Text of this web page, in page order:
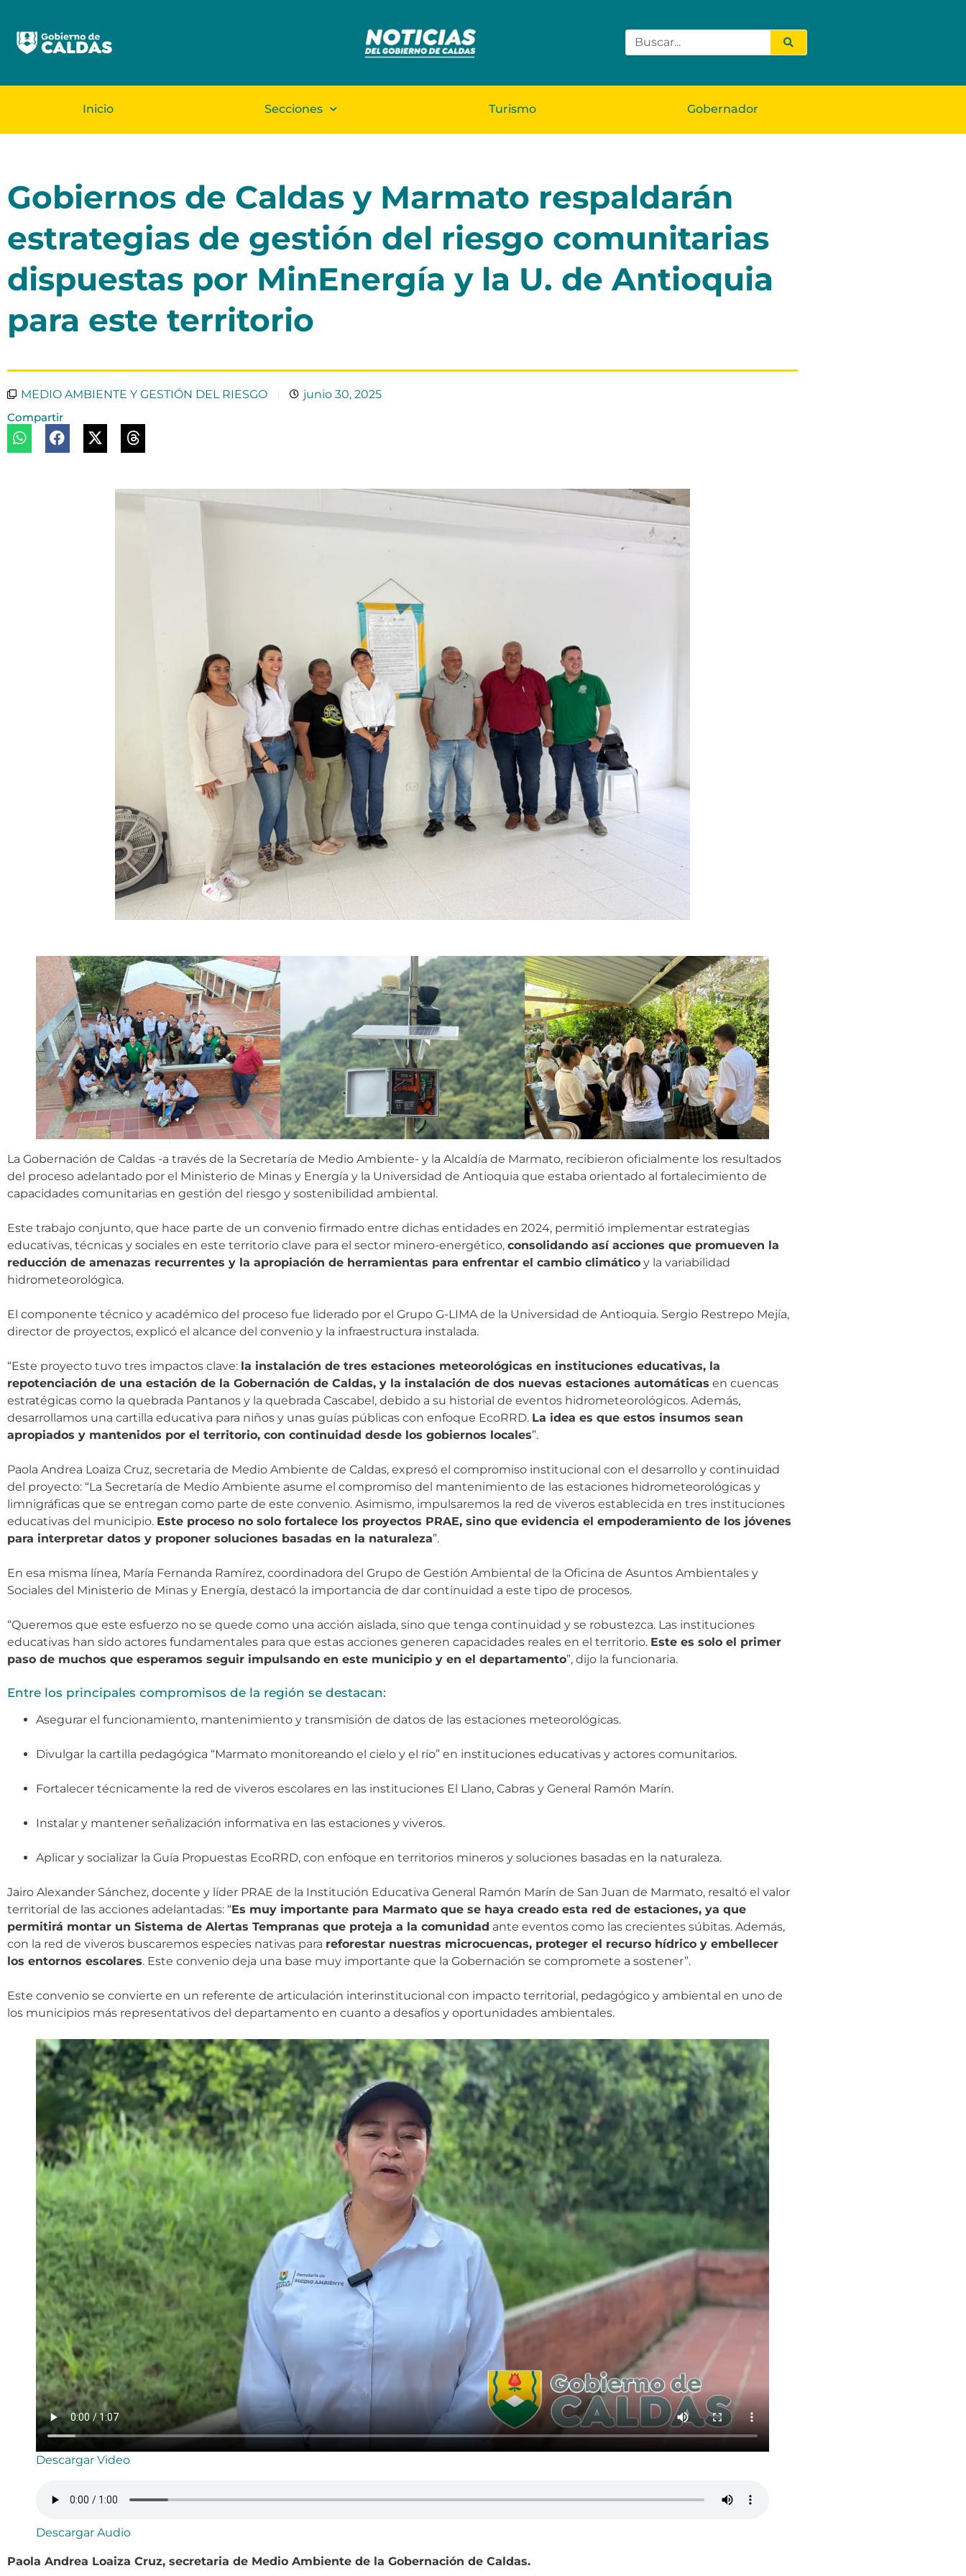
Inicio Secciones Turismo Gobernador
Gobiernos de Caldas y Marmato respaldarán
estrategias de gestión del riesgo comunitarias
dispuestas por MinEnergía y la U. de Antioquia
para este territorio
MEDIO AMBIENTE Y GESTIÓN DEL RIESGO
junio 30, 2025
Compartir
La Gobernación de Caldas -a través de la Secretaría de Medio Ambiente- y la Alcaldía de Marmato, recibieron oficialmente los resultados
del proceso adelantado por el Ministerio de Minas y Energía y la Universidad de Antioquia que estaba orientado al fortalecimiento de
capacidades comunitarias en gestión del riesgo y sostenibilidad ambiental.
Este trabajo conjunto, que hace parte de un convenio firmado entre dichas entidades en 2024, permitió implementar estrategias
educativas, técnicas y sociales en este territorio clave para el sector minero-energético, consolidando así acciones que promueven la
reducción de amenazas recurrentes y la apropiación de herramientas para enfrentar el cambio climático y la variabilidad
hidrometeorológica.
El componente técnico y académico del proceso fue liderado por el Grupo G-LIMA de la Universidad de Antioquia. Sergio Restrepo Mejía,
director de proyectos, explicó el alcance del convenio y la infraestructura instalada.
“Este proyecto tuvo tres impactos clave: la instalación de tres estaciones meteorológicas en instituciones educativas, la
repotenciación de una estación de la Gobernación de Caldas, y la instalación de dos nuevas estaciones automáticas en cuencas
estratégicas como la quebrada Pantanos y la quebrada Cascabel, debido a su historial de eventos hidrometeorológicos. Además,
desarrollamos una cartilla educativa para niños y unas guías públicas con enfoque EcoRRD. La idea es que estos insumos sean
apropiados y mantenidos por el territorio, con continuidad desde los gobiernos locales”.
Paola Andrea Loaiza Cruz, secretaria de Medio Ambiente de Caldas, expresó el compromiso institucional con el desarrollo y continuidad
del proyecto: “La Secretaría de Medio Ambiente asume el compromiso del mantenimiento de las estaciones hidrometeorológicas y
limnigráficas que se entregan como parte de este convenio. Asimismo, impulsaremos la red de viveros establecida en tres instituciones
educativas del municipio. Este proceso no solo fortalece los proyectos PRAE, sino que evidencia el empoderamiento de los jóvenes
para interpretar datos y proponer soluciones basadas en la naturaleza”.
En esa misma línea, María Fernanda Ramírez, coordinadora del Grupo de Gestión Ambiental de la Oficina de Asuntos Ambientales y
Sociales del Ministerio de Minas y Energía, destacó la importancia de dar continuidad a este tipo de procesos.
“Queremos que este esfuerzo no se quede como una acción aislada, sino que tenga continuidad y se robustezca. Las instituciones
educativas han sido actores fundamentales para que estas acciones generen capacidades reales en el territorio. Este es solo el primer
paso de muchos que esperamos seguir impulsando en este municipio y en el departamento”, dijo la funcionaria.
Entre los principales compromisos de la región se destacan:
Asegurar el funcionamiento, mantenimiento y transmisión de datos de las estaciones meteorológicas.
Divulgar la cartilla pedagógica “Marmato monitoreando el cielo y el río” en instituciones educativas y actores comunitarios.
Fortalecer técnicamente la red de viveros escolares en las instituciones El Llano, Cabras y General Ramón Marín.
Instalar y mantener señalización informativa en las estaciones y viveros.
Aplicar y socializar la Guía Propuestas EcoRRD, con enfoque en territorios mineros y soluciones basadas en la naturaleza.
Jairo Alexander Sánchez, docente y líder PRAE de la Institución Educativa General Ramón Marín de San Juan de Marmato, resaltó el valor
territorial de las acciones adelantadas: “Es muy importante para Marmato que se haya creado esta red de estaciones, ya que
permitirá montar un Sistema de Alertas Tempranas que proteja a la comunidad ante eventos como las crecientes súbitas. Además,
con la red de viveros buscaremos especies nativas para reforestar nuestras microcuencas, proteger el recurso hídrico y embellecer
los entornos escolares. Este convenio deja una base muy importante que la Gobernación se compromete a sostener”.
Este convenio se convierte en un referente de articulación interinstitucional con impacto territorial, pedagógico y ambiental en uno de
los municipios más representativos del departamento en cuanto a desafíos y oportunidades ambientales.
Descargar Video
Descargar Audio
Paola Andrea Loaiza Cruz, secretaria de Medio Ambiente de la Gobernación de Caldas.